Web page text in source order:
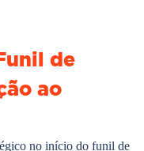
de
ao
no início do funil de